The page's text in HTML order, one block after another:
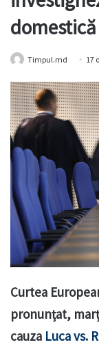
domestică
Timpul.md 17
Curtea
pronunțat,
cauza Luca vs.